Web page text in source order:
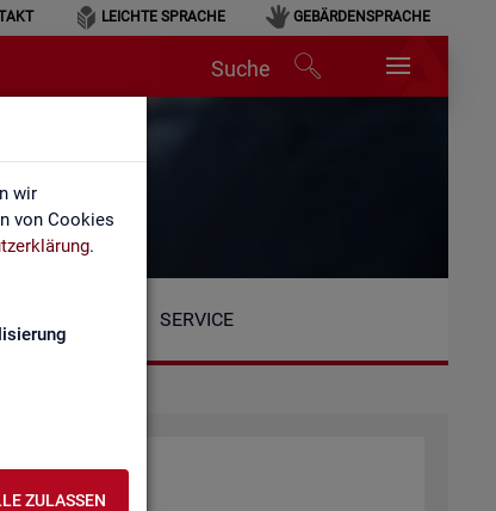
wir
von Cookies
.
ZULASSEN
LEICHTE SPRACHE GEBÄRDENSPRACHE
Suche
SERVICE